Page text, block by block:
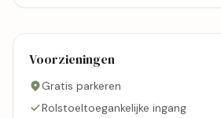
Voorzieningen
Gratis parkeren
Rolstoeltoegankelijke ingang